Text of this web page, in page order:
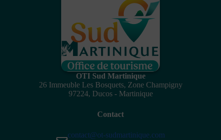
OTI Sud Martinique
26 Immeuble Les Bosquets, Zone Champigny
97224, Ducos - Martinique
Contact
contact@ot-sudmartinique.com